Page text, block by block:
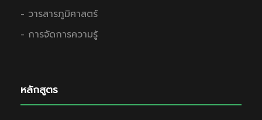
- วารสารภูมิศาสตร์
- การจัดการความรู้
หลักสูตร